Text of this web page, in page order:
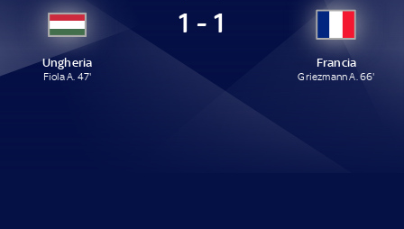
Ungheria
Fiola A. 47'
1 - 1
Francia
Griezmann A. 66'